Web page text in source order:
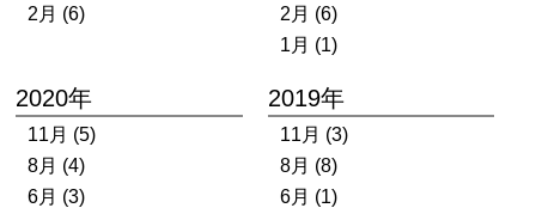
2月 (6)
2月 (6)
1月 (1)
2020年
11月 (5)
8月 (4)
6月 (3)
2019年
11月 (3)
8月 (8)
6月 (1)